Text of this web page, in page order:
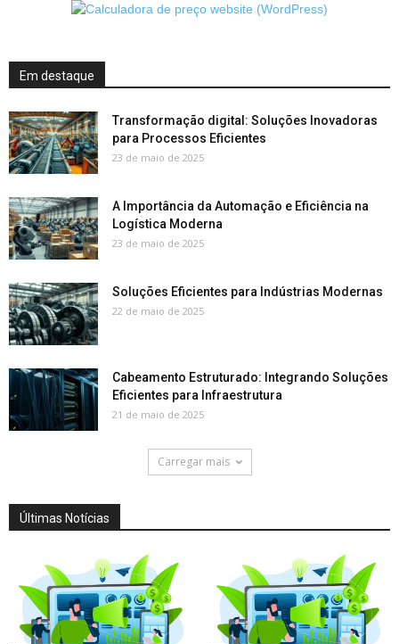
Em destaque
Transformação digital: Soluções Inovadoras
para Processos Eficientes
23 de maio de 2025
A Importância da Automação e Eficiência na
Logística Moderna
23 de maio de 2025
Soluções Eficientes para Indústrias Modernas
22 de maio de 2025
Cabeamento Estruturado: Integrando Soluções
Eficientes para Infraestrutura
21 de maio de 2025
Carregar mais
Últimas Notícias